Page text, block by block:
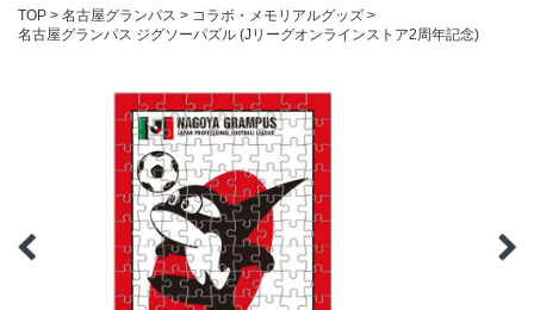
TOP 名古屋グランパス
コラボ・メモリアルグッズ
名古屋グランパス ジグソーパズル (Jリーグオンラインストア2周年記念)